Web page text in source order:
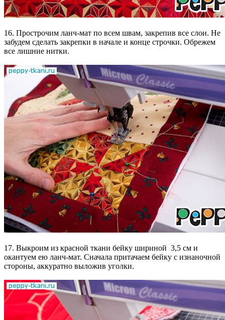
16. Прострочим ланч-мат по всем швам, закрепив все слои. Не
забудем сделать закрепки в начале и конце строчки. Обрежем
все лишние нитки.
17. Выкроим из красной ткани бейку шириной 3,5 см и
окантуем ею ланч-мат. Сначала притачаем бейку с изнаночной
стороны, аккуратно выложив уголки.